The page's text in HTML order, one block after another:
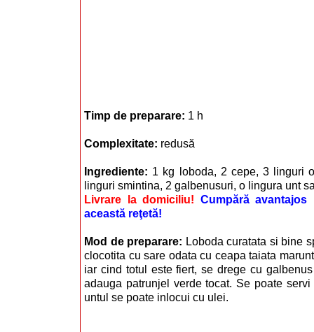
Timp de preparare: 1 h
Complexitate: redusă
Ingrediente: 1 kg loboda, 2 cepe, 3 linguri
linguri smintina, 2 galbenusuri, o lingura unt
Livrare la domiciliu! Cumpără avantajos
această reţetă!
Mod de preparare: Loboda curatata si bine
clocotita cu sare odata cu ceapa taiata
iar cind totul este fiert, se drege cu
adauga patrunjel verde tocat. Se poate
untul se poate inlocui cu ulei.